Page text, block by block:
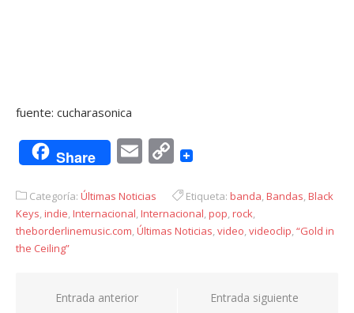
fuente: cucharasonica
Share EmailCopy
Categoría: Últimas Noticias Etiqueta: banda,Bandas,Black
Keys,indie,Internacional,Internacional,pop,rock,
theborderlinemusic.com,Últimas Noticias,video,videoclip,“Gold in
the Ceiling”
Navegación
Entrada anterior Entrada siguiente